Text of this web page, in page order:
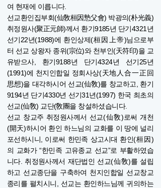
여 현재에 이릅니다.
선교환인집부회(仙敎桓因慹父會) 박광의(朴光義)
취정원사(聚正元師)께서 환기9185년 단기4321년
선기22년(1988)에 환인상제(桓因上帝)님으로부
터 선교 상왕자 종위(宗位)와 천부인(天符印)을 교
유받으사, 환기9188년 단기4324년 선기25년
(1991)에 천지인합일 정회사상(天地人合一正回
思想)을 대각하시어 선교(仙敎)를 창교하고, 환기
9194년 단기4330년 선기31년(1997) 한국 최초의
선교(仙敎) 교단(敎團을 창설하셨습니다.
선교 창교주 취정원사께서 선교(仙敎)로써 개천
(開天)하시어 환인 하느님의 교화를 이 땅에 널리
포선하시니, 이로써 한민족 상고시대 환인(桓因)
의 교화가 “한민족 고유종교 선교”로 부활하였습
니다. 취정원사께서 재단법인 선교(仙敎)를 설립
하고 선교종단을 구축하여 천지인합일 선교창교
종리를 펼치시니, 선교는 환인하느님께 귀의하는